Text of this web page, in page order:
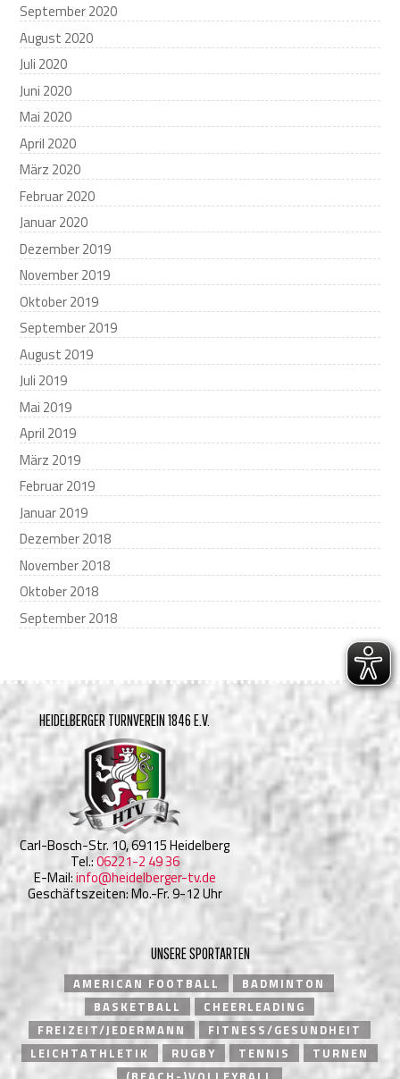
September 2020
August 2020
Juli 2020
Juni 2020
Mai 2020
April 2020
März 2020
Februar 2020
Januar 2020
Dezember 2019
November 2019
Oktober 2019
September 2019
August 2019
Juli 2019
Mai 2019
April 2019
März 2019
Februar 2019
Januar 2019
Dezember 2018
November 2018
Oktober 2018
September 2018
HEIDELBERGER TURNVEREIN 1846 E.V.
Carl-Bosch-Str. 10, 69115 Heidelberg
Tel.:06221-2 49 36
E-Mail:info@heidelberger-tv.de
Geschäftszeiten: Mo.-Fr. 9-12 Uhr
UNSERE SPORTARTEN
AMERICAN FOOTBALL
BADMINTON
BASKETBALL
CHEERLEADING
FREIZEIT/JEDERMANN
FITNESS/GESUNDHEIT
LEICHTATHLETIK
RUGBY TENNIS
TURNEN